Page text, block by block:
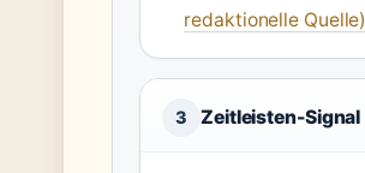
redaktionelle Quelle)
3 Zeitleisten-Signal